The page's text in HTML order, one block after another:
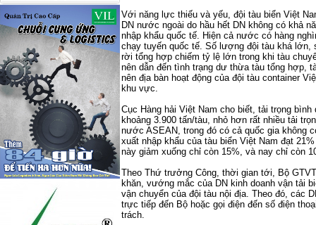
Với năng lực thiếu và yếu, đội tàu biển Việt
DN nước ngoài do hầu hết DN không có khả
nhập khẩu quốc tế. Hiện cả nước có hàng
chạy tuyến quốc tế. Số lượng đội tàu khá lớn,
rời tổng hợp chiếm tỷ lệ lớn trong khi tàu
nên dẫn đến tình trạng dư thừa tàu tổng hợp,
nên địa bàn hoạt động của đội tàu container
khu vực.
Cục Hàng hải Việt Nam cho biết, tải trọng
khoảng 3.900 tấn/tàu, nhỏ hơn rất nhiều tải
nước ASEAN, trong đó có cả quốc gia không
xuất nhập khẩu của tàu biển Việt Nam đạt
này giảm xuống chỉ còn 15%, và nay chỉ còn
Theo Thứ trưởng Công, thời gian tới, Bộ
khăn, vướng mắc của DN kinh doanh vận tải
vận chuyển của đội tàu nội địa. Theo đó, các
trực tiếp đến Bộ hoặc gọi điện đến số điện
trách.